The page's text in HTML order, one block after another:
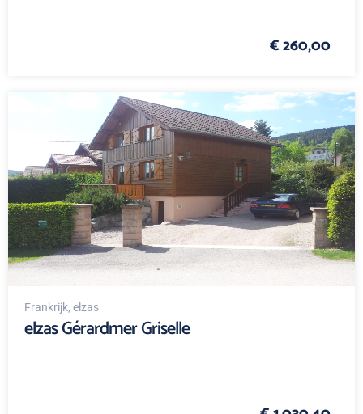
€ 260,00
Frankrijk, elzas
elzas Gérardmer Griselle